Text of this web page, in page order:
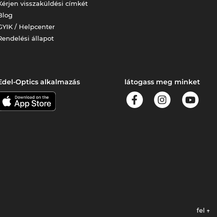
visszaküldési címkét
/ Helpcenter
állapot
Optics alkalmazás látogass meg minket
fel